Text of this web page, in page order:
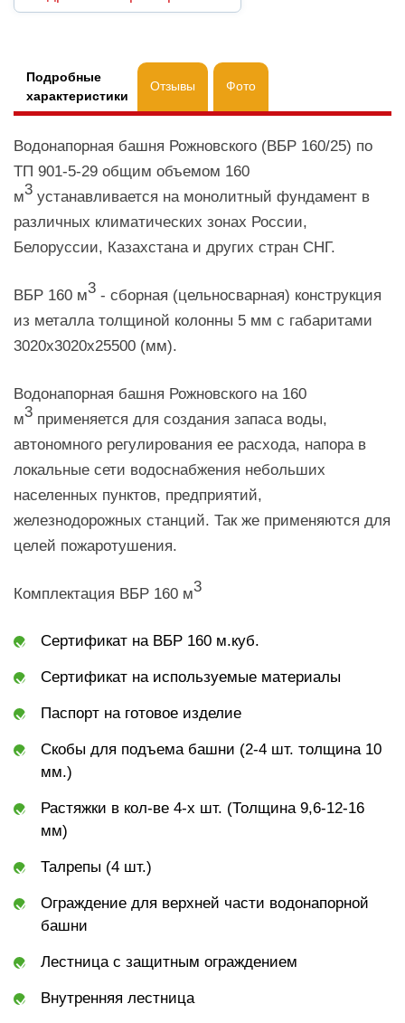
Подробные
характеристики
Отзывы Фото
Водонапорная башня Рожновского (ВБР 160/25) по
ТП 901-5-29 общим объемом 160
м3 устанавливается на монолитный фундамент в
различных климатических зонах России,
Белоруссии, Казахстана и других стран СНГ.
ВБР 160 м3 - сборная (цельносварная) конструкция
из металла толщиной колонны 5 мм с габаритами
3020х3020х25500 (мм).
Водонапорная башня Рожновского на 160
м3 применяется для создания запаса воды,
автономного регулирования ее расхода, напора в
локальные сети водоснабжения небольших
населенных пунктов, предприятий,
железнодорожных станций. Так же применяются для
целей пожаротушения.
Комплектация ВБР 160 м3
Сертификат на ВБР 160 м.куб.
Сертификат на используемые материалы
Паспорт на готовое изделие
Скобы для подъема башни (2-4 шт. толщина 10
мм.)
Растяжки в кол-ве 4-х шт. (Толщина 9,6-12-16
мм)
Талрепы (4 шт.)
Ограждение для верхней части водонапорной
башни
Лестница с защитным ограждением
Внутренняя лестница